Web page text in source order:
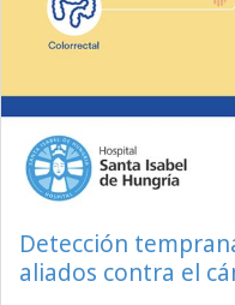
Detección
aliados contra el